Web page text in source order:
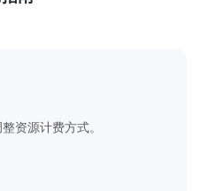
资源计费方式。